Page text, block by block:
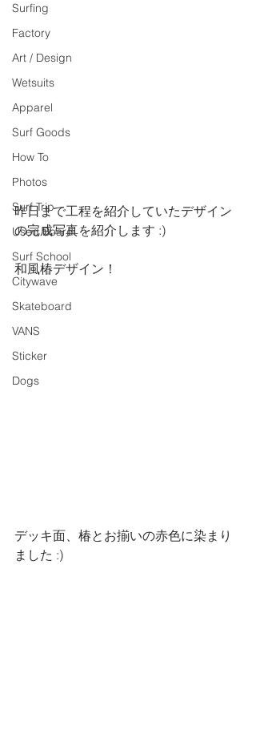
Surfing
Factory
Art / Design
Wetsuits
Apparel
Surf Goods
How To
Photos
Surf Trip
Used Board
Surf School
Citywave
Skateboard
VANS
Sticker
Dogs
昨日まで工程を紹介していたデザイン
の完成写真を紹介します :)
和風椿デザイン！
デッキ面、椿とお揃いの赤色に染まり
ました :)